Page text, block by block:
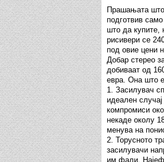
Прашањата што
подготвив
што да купите,
рисивери се
под овие цени
Добар стерео
добиваат од
евра. Она што
1. Засилувач
идеален
компромиси
некаде околу
менува на
2. Торусното
засилувачи
им фали.